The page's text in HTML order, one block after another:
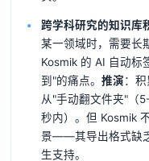
跨学科研究的知识库
某一领域时，需要长
Kosmik 的 AI 自动标
到"的痛点。 推演：
从"手动翻文件夹"（
秒内）。但 Kosmik
景——其导出格式缺
生支持。